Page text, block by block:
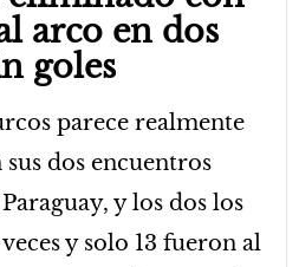
arco en dos
goles
parece realmente
dos encuentros
y los dos los
y solo 13 fueron al